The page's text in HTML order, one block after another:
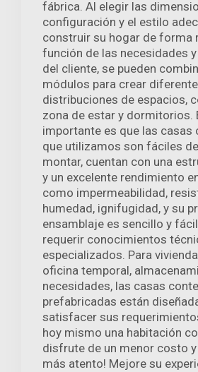
fábrica. Al elegir las
configuración y el estilo
construir su hogar de forma
función de las necesidades
del cliente, se pueden
módulos para crear
distribuciones de espacios,
zona de estar y dormitorios.
importante es que las casas
que utilizamos son fáciles
montar, cuentan con una
y un excelente rendimiento
como impermeabilidad,
humedad, ignifugidad, y su
ensamblaje es sencillo y
requerir conocimientos
especializados. Para
oficina temporal,
necesidades, las casas
prefabricadas están
satisfacer sus
hoy mismo una habitación
disfrute de un menor costo
más atento! Mejore su